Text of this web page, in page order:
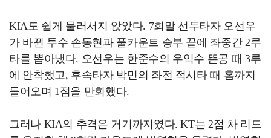
KIA도 쉽게 물러서지 않았다. 7회말 선두타자 오선우
가 바뀐 투수 손동현과 풀카운트 승부 끝에 좌중간 2루
타를 뽑아냈다. 오선우는 한준수의 우익수 뜬공 때 3루
에 안착했고, 후속타자 박민의 좌전 적시타 때 홈까지
들어오며 1점을 만회했다.
그러나 KIA의 추격은 거기까지였다. KT는 2점 차 리드